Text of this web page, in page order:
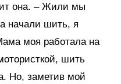
она. – Жили мы
начали шить, я
моя работала на
шить
Но, заметив мой